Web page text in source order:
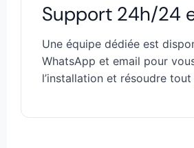
Support 24h/24
Une équipe dédiée est
WhatsApp et email pour
l’installation et résoudre